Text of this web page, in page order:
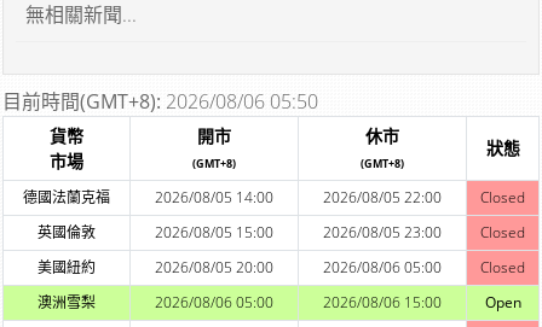
無相關新聞...
目前時間(GMT+8): 2026/08/06 05:50
貨幣
市場
開市
(GMT+8)
休市
(GMT+8)
狀態
德國法蘭克福 2026/08/05 14:00 2026/08/05 22:00
Closed
英國倫敦
2026/08/05 15:00 2026/08/05 23:00
Closed
美國紐約
2026/08/05 20:00 2026/08/06 05:00
Closed
澳洲雪梨
2026/08/06 05:00 2026/08/06 15:00
Open